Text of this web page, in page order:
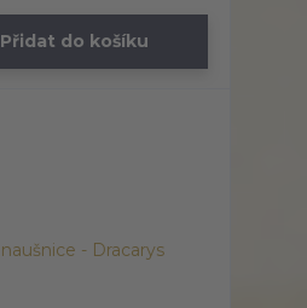
Přidat do košíku